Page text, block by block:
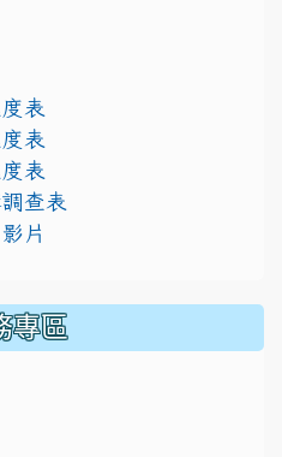
表
表
表
查表
片
專區